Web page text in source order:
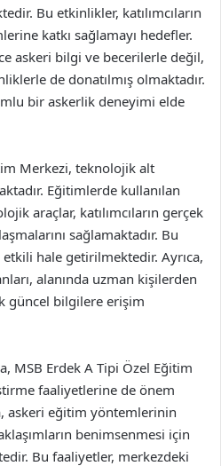
Bu etkinlikler, katılımcıların
katkı sağlamayı hedefler.
askeri bilgi ve becerilerle değil,
de donatılmış olmaktadır.
bir askerlik deneyimi elde
Merkezi, teknolojik alt
Eğitimlerde kullanılan
araçlar, katılımcıların gerçek
sağlamaktadır. Bu
hale getirilmektedir. Ayrıca,
alanında uzman kişilerden
güncel bilgilere erişim
MSB Erdek A Tipi Özel Eğitim
faaliyetlerine de önem
askeri eğitim yöntemlerinin
benimsenmesi için
Bu faaliyetler, merkezdeki